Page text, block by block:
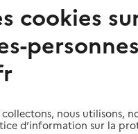
domicile
cookies
nous utilisons,
d’information sur la